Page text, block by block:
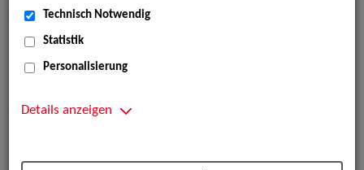
Technisch Notwendig
Statistik
Personalisierung
Details anzeigen